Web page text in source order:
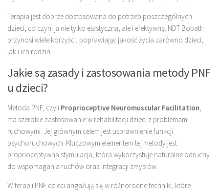
Terapia jest dobrze dostosowana do potrzeb poszczególnych
dzieci, co czyni ją nie tylko elastyczną, ale i efektywną. NDT Bobath
przynosi wiele korzyści, poprawiając jakość życia zarówno dzieci,
jak i ich rodzin.
Jakie są zasady i zastosowania metody PNF
u dzieci?
Metoda PNF, czyli Proprioceptive Neuromuscular Facilitation,
ma szerokie zastosowanie w rehabilitacji dzieci z problemami
ruchowymi. Jej głównym celem jest usprawnienie funkcji
psychoruchowych. Kluczowym elementem tej metody jest
proprioceptywna stymulacja, która wykorzystuje naturalne odruchy
do wspomagania ruchów oraz integracji zmysłów.
W terapii PNF dzieci angażują się w różnorodne techniki, które